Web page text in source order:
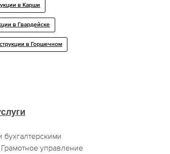
в Карши
в Гвардейске
в Горшечном
бухгалтерскими
управление